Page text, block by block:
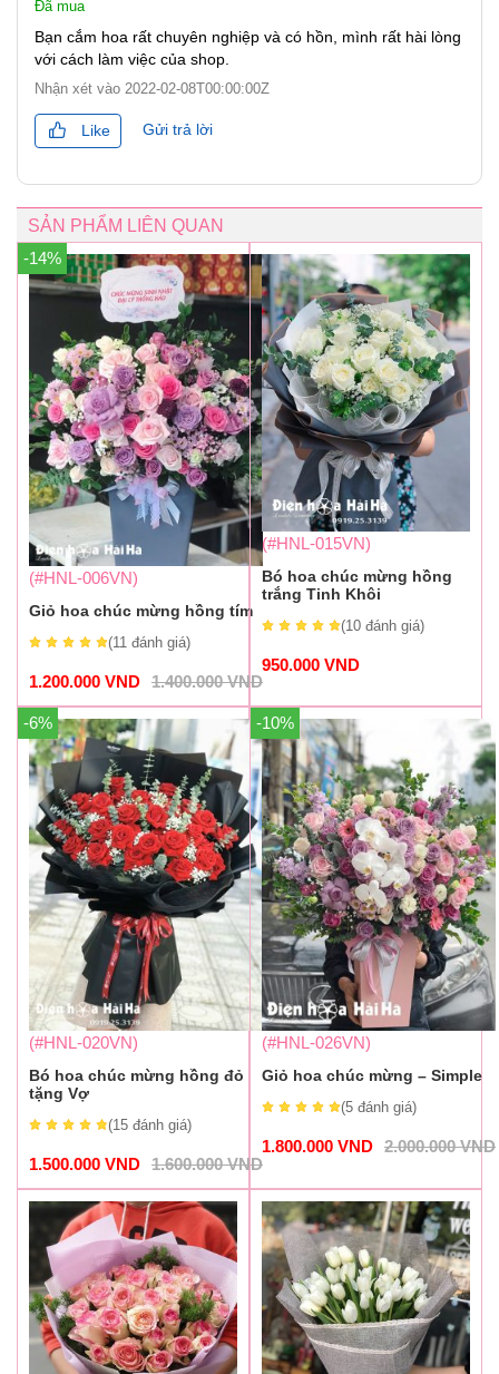
Đã mua
Bạn cắm hoa rất chuyên nghiệp và có hồn, mình rất hài lòng
với cách làm việc của shop.
Nhận xét vào 2022-02-08T00:00:00Z
Like Gửi trả lời
SẢN PHẨM LIÊN QUAN
-14%
(#HNL-006VN)
Giỏ hoa chúc mừng hồng tím
(11 đánh giá)
1.400.000VND
1.200.000 VND
(#HNL-015VN)
Bó hoa chúc mừng hồng
trắng Tinh Khôi
(10 đánh giá)
950.000 VND
-6%
(#HNL-020VN)
Bó hoa chúc mừng hồng đỏ
tặng Vợ
(15 đánh giá)
1.600.000VND
1.500.000 VND
-10%
(#HNL-026VN)
Giỏ hoa chúc mừng – Simple
(5 đánh giá)
2.000.000VND
1.800.000 VND